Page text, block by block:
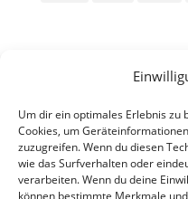
Um dir ein optimales Erlebnis zu
Cookies, um
zuzugreifen. Wenn du diesen
wie das Surfverhalten oder
verarbeiten. Wenn du deine
können bestimmte Merkmale
Alle Rechte